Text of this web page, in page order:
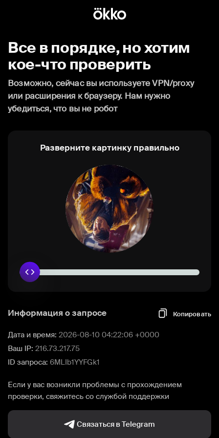
Все в порядке, но хотим
кое-что проверить
Возможно, сейчас вы используете VPN/proxy
или расширения к браузеру. Нам нужно
убедиться, что вы не робот
Разверните картинку правильно
Информация о запросе Копировать
Дата и время: 2026-08-10 04:22:06 +0000
Ваш IP: 216.73.217.75
ID запроса: 6MLIb1YYFGk1
Если у вас возникли проблемы с прохождением
проверки, свяжитесь со службой поддержки
Связаться в Telegram